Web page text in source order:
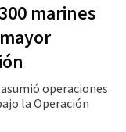
marines
operaciones
la Operación